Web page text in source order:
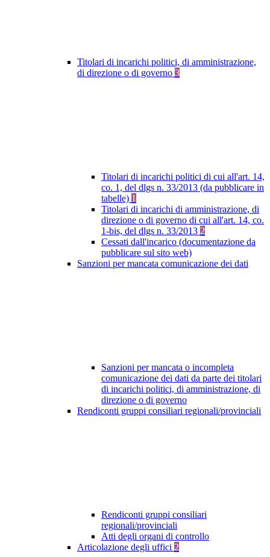
Titolari di incarichi politici, di amministrazione,
di direzione o di governo 3
Titolari di incarichi politici di cui all'art. 14,
co. 1, del dlgs n. 33/2013 (da pubblicare in
tabelle) 1
Titolari di incarichi di amministrazione, di
direzione o di governo di cui all'art. 14, co.
1-bis, del dlgs n. 33/2013 2
Cessati dall'incarico (documentazione da
pubblicare sul sito web)
Sanzioni per mancata comunicazione dei dati
Sanzioni per mancata o incompleta
comunicazione dei dati da parte dei titolari
di incarichi politici, di amministrazione, di
direzione o di governo
Rendiconti gruppi consiliari regionali/provinciali
Rendiconti gruppi consiliari
regionali/provinciali
Atti degli organi di controllo
Articolazione degli uffici 2